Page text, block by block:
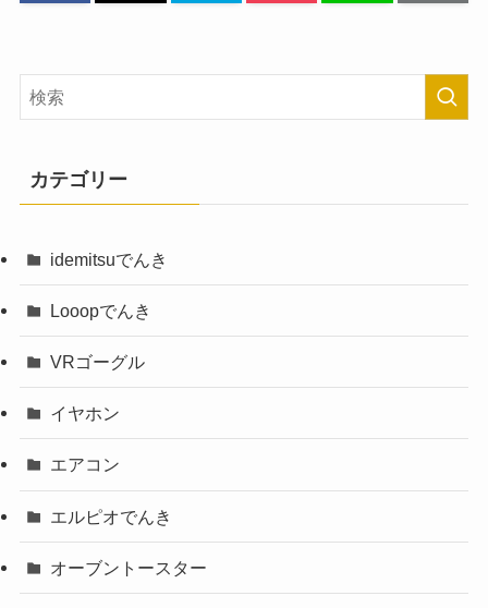
カテゴリー
idemitsuでんき
Looopでんき
VRゴーグル
イヤホン
エアコン
エルピオでんき
オーブントースター